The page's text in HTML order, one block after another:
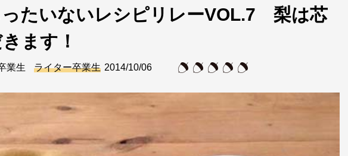
たいないレシピリレーVOL.7 梨は芯
ます！
業生 ライター卒業生 2014/10/06